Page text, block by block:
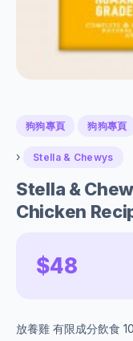
狗狗專頁 狗狗專頁
› Stella & Chewys
Stella &
Chicken
$48
放養雞 有限成分飲食